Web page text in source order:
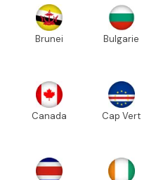
Brunei Bulgarie
Canada Cap Vert